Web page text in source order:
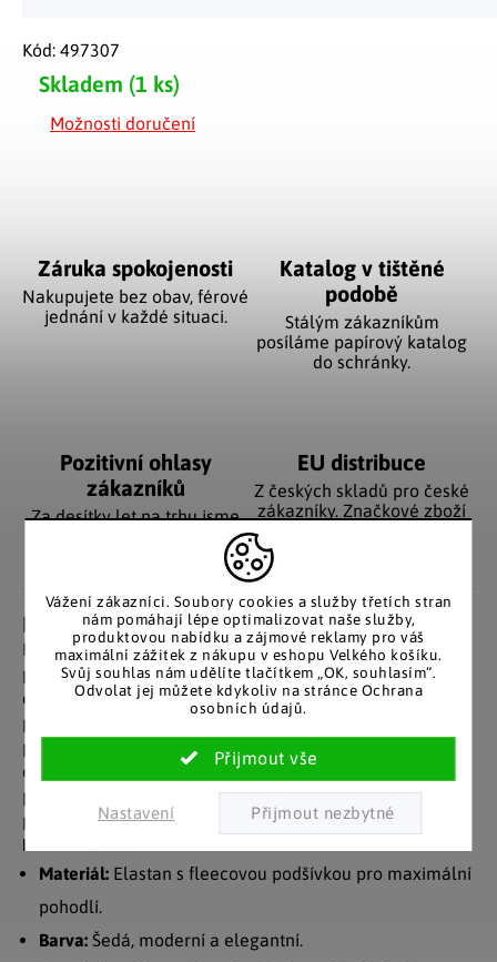
Vážení zákazníci. Soubory cookies a služby třetích stran
nám pomáhají lépe optimalizovat naše služby,
produktovou nabídku a zájmové reklamy pro váš
maximální zážitek z nákupu v eshopu Velkého košíku.
Svůj souhlas nám udělíte tlačítkem „OK, souhlasím“.
Odvolat jej můžete kdykoliv na stránce Ochrana
osobních údajů.
Nastavení
Skladem (1 ks)
Možnosti doručení
Kód: 497307
Záruka spokojenosti
Nakupujete bez obav, férové
jednání v každé situaci.
Katalog v tištěné
podobě
Stálým zákazníkům
posíláme papírový katalog
do schránky.
Pozitivní ohlasy
zákazníků
Za desítky let na trhu jsme
spokojených zákazníků.
EU distribuce
Z českých skladů pro české
zákazníky. Značkové zboží
Detailní popis produktu
Masážní krční polštář Newor je ideálním pomocníkem
pro uvolnění napětí a stresu v oblasti krku. Tento
ergonomicky navržený masážní polštář nabízí
pohodlnou a účinnou masáž, která zlepšuje prokrvení a
pomáhá zmírnit bolesti v krční páteři. Jeho použití není
omezeno pouze na krk, ale lze ho aplikovat i na ramena,
paže nebo nohy, což z něj činí všestranného pomocníka
pro relaxaci.
Hlavní vlastnosti:
Materiál: Elastan s fleecovou podšívkou pro maximální
pohodlí.
Barva: Šedá, moderní a elegantní.